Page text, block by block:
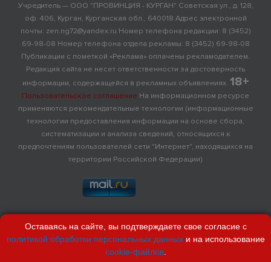
Учредитель — ООО "ПРОВИНЦИЯ - КУРГАН" Советская ул., д. 128,
оф. 406, Курган, Курганская обл., 640018 Адрес электронной
почты: zen.ng72@yandex.ru Номер телефона редакции: 8 (3452)
69-98-08 Номер телефона отдела рекламы: 8 (3452) 69-98-08
Публикации с пометкой «Реклама» оплачены рекламодателем.
Редакция сайта не несет ответственности за достоверность
информации, содержащейся в рекламных объявлениях. 18+
Пользовательское соглашение На информационном ресурсе
применяются рекомендательные технологии (информационные
технологии предоставления информации на основе сбора,
систематизации и анализа сведений, относящихся к
предпочтениям пользователей сети "Интернет", находящихся на
территории Российской Федерации)
Оставаясь на сайте, вы подтверждаете свое согласие с
политикой обработки персональных данныхи на использование
cookie-файлов.